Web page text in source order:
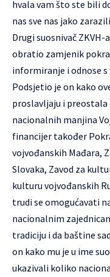
hvala vam što ste bili
nas sve nas jako
Drugi suosnivač ZKVH-
obratio zamjenik
informiranje i odnose s
Podsjetio je on kako
proslavljaju i
nacionalnih manjina
financijer također
vojvođanskih Mađara,
Slovaka, Zavod za
kulturu vojvođanskih
trudi se omogućavati
nacionalnim
tradiciju i da baštine
on kako mu je u ime
ukazivali koliko